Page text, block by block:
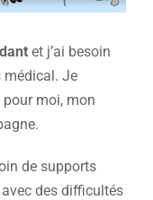
et j’ai besoin
médical. Je
moi, mon
de supports
des difficultés